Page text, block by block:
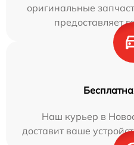
оригинальные
предоставляет
Наш курьер в
доставит ваше